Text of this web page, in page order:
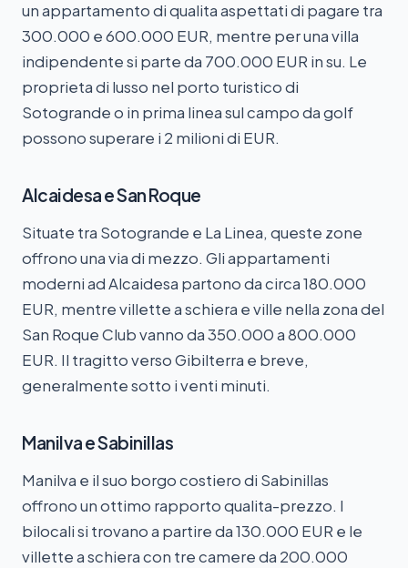
un appartamento di qualita aspettati di pagare tra
300.000 e 600.000 EUR, mentre per una villa
indipendente si parte da 700.000 EUR in su. Le
proprieta di lusso nel porto turistico di
Sotogrande o in prima linea sul campo da golf
possono superare i 2 milioni di EUR.
Alcaidesa e San Roque
Situate tra Sotogrande e La Linea, queste zone
offrono una via di mezzo. Gli appartamenti
moderni ad Alcaidesa partono da circa 180.000
EUR, mentre villette a schiera e ville nella zona del
San Roque Club vanno da 350.000 a 800.000
EUR. Il tragitto verso Gibilterra e breve,
generalmente sotto i venti minuti.
Manilva e Sabinillas
Manilva e il suo borgo costiero di Sabinillas
offrono un ottimo rapporto qualita-prezzo. I
bilocali si trovano a partire da 130.000 EUR e le
villette a schiera con tre camere da 200.000